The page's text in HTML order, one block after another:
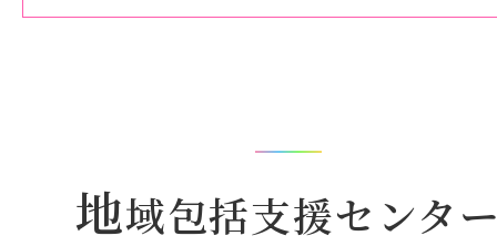
地域包括支援センタ